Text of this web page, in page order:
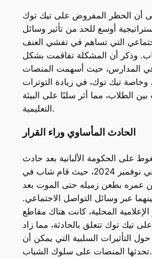
أن الحظر المفروض على تيك توك
أوسع للحد من تأثير وسائل
التي تساهم في تفشي العنف
وذكر أن المشكلة تفاقمت بشكل
المدارس، حيث أسهمت المنصات
وخاصة تيك توك، في زيادة التوترات
الطلاب، مما أثر سلبًا على البيئة
التعليمية.
الحادث المأساوي وراء القرار
على الحكومة الألبانية بعد حادث
مأساوي وقع في نوفمبر 2024، حيث قام شاب في
عمره بطعن زميله حتى الموت بعد
عبر وسائل التواصل الاجتماعي.
الإعلامية المحلية، كانت هناك مقاطع
تيك توك تتعلق بالحادثة، مما زاد
التأثيرات السلبية التي يمكن أن
تحدثها المنصات على سلوك الشباب.